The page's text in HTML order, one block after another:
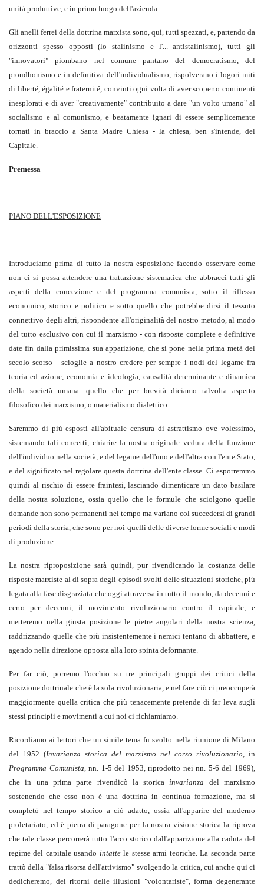
unità produttive, e in primo luogo dell'azienda.
Gli anelli ferrei della dottrina marxista sono, qui, tutti spezzati, e, partendo da
orizzonti spesso opposti (lo stalinismo e l'... antistalinismo), tutti gli
"innovatori" piombano nel comune pantano del democratismo, del
proudhonismo e in definitiva dell'individualismo, rispolverano i logori miti
di liberté, égalité e fraternité, convinti ogni volta di aver scoperto continenti
inesplorati e di aver "creativamente" contribuito a dare "un volto umano" al
socialismo e al comunismo, e beatamente ignari di essere semplicemente
tornati in braccio a Santa Madre Chiesa - la chiesa, ben s'intende, del
Capitale.
Premessa
PIANO DELL'ESPOSIZIONE
Introduciamo prima di tutto la nostra esposizione facendo osservare come
non ci si possa attendere una trattazione sistematica che abbracci tutti gli
aspetti della concezione e del programma comunista, sotto il riflesso
economico, storico e politico e sotto quello che potrebbe dirsi il tessuto
connettivo degli altri, rispondente all'originalità del nostro metodo, al modo
del tutto esclusivo con cui il marxismo - con risposte complete e definitive
date fin dalla primissima sua apparizione, che si pone nella prima metà del
secolo scorso - scioglie a nostro credere per sempre i nodi del legame fra
teoria ed azione, economia e ideologia, causalità determinante e dinamica
della società umana: quello che per brevità diciamo talvolta aspetto
filosofico dei marxismo, o materialismo dialettico.
Saremmo di più esposti all'abituale censura di astrattismo ove volessimo,
sistemando tali concetti, chiarire la nostra originale veduta della funzione
dell'individuo nella società, e del legame dell'uno e dell'altra con l'ente Stato,
e del significato nel regolare questa dottrina dell'ente classe. Ci esporremmo
quindi al rischio di essere fraintesi, lasciando dimenticare un dato basilare
della nostra soluzione, ossia quello che le formule che sciolgono quelle
domande non sono permanenti nel tempo ma variano col succedersi di grandi
periodi della storia, che sono per noi quelli delle diverse forme sociali e modi
di produzione.
La nostra riproposizione sarà quindi, pur rivendicando la costanza delle
risposte marxiste al di sopra degli episodi svolti delle situazioni storiche, più
legata alla fase disgraziata che oggi attraversa in tutto il mondo, da decenni e
certo per decenni, il movimento rivoluzionario contro il capitale; e
metteremo nella giusta posizione le pietre angolari della nostra scienza,
raddrizzando quelle che più insistentemente i nemici tentano di abbattere, e
agendo nella direzione opposta alla loro spinta deformante.
Per far ciò, porremo l'occhio su tre principali gruppi dei critici della
posizione dottrinale che è la sola rivoluzionaria, e nel fare ciò ci preoccuperà
maggiormente quella critica che più tenacemente pretende di far leva sugli
stessi principii e movimenti a cui noi ci richiamiamo.
Ricordiamo ai lettori che un simile tema fu svolto nella riunione di Milano
del 1952 (Invarianza storica del marxismo nel corso rivoluzionario, in
Programma Comunista, nn. 1-5 del 1953, riprodotto nei nn. 5-6 del 1969),
che in una prima parte rivendicò la storicainvarianza del marxismo
sostenendo che esso non è una dottrina in continua formazione, ma si
completò nel tempo storico a ciò adatto, ossia all'apparire del moderno
proletariato, ed è pietra di paragone per la nostra visione storica la riprova
che tale classe percorrerà tutto l'arco storico dall'apparizione alla caduta del
regime del capitale usando intattele stesse armi teoriche. La seconda parte
trattò della "falsa risorsa dell'attivismo" svolgendo la critica, cui anche qui ci
dedicheremo, dei ritorni delle illusioni "volontariste", forma degenerante